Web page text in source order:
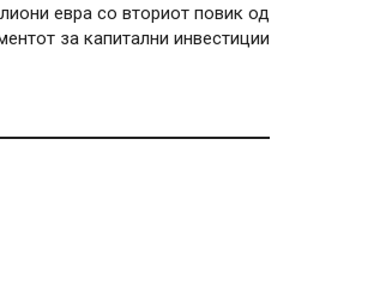
евра со вториот повик од
за капитални инвестиции